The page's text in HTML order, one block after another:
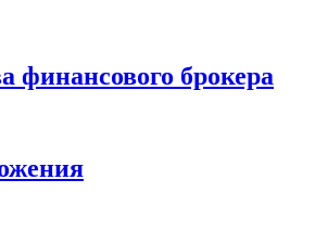
финансового брокера